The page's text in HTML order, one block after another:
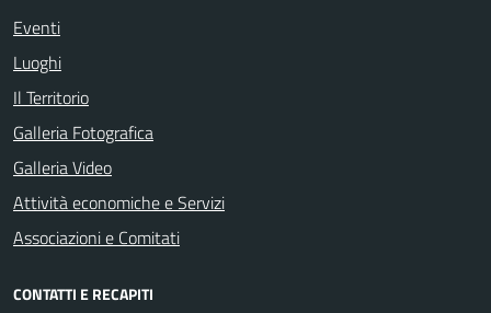
Eventi
Luoghi
Il Territorio
Galleria Fotografica
Galleria Video
Attività economiche e Servizi
Associazioni e Comitati
CONTATTI E RECAPITI